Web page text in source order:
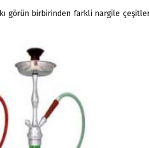
görün birbirinden farkli nargile